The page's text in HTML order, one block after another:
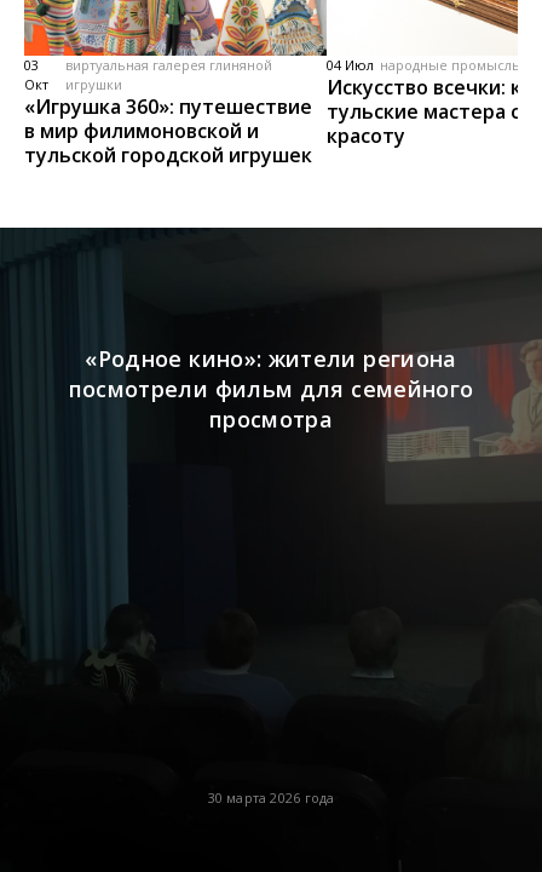
03
Окт
виртуальная галерея глиняной
игрушки
«Игрушка 360»: путешествие
в мир филимоновской и
тульской городской игрушек
04 Июл народные промыслы,
Искусство всечки: как
тульские мастера
красоту
30 марта 2026 года
«Родное кино»: жители региона
посмотрели фильм для семейного
просмотра